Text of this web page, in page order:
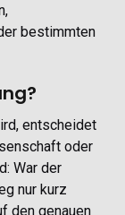
bestimmten
entscheidet
oder
War der
nur kurz
den genauen